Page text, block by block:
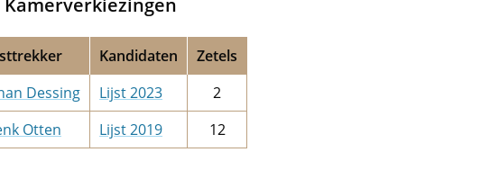
Kandidaten
Zetels
Dessing Lijst 2023
2
Otten Lijst 2019 12